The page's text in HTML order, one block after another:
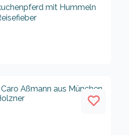
mit Hummeln